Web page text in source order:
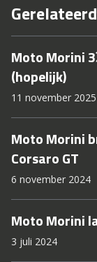
Moto Morini
(hopelijk)
11 november 2025
Moto Morini
Corsaro GT
6 november 2024
Moto Morini
3 juli 2024